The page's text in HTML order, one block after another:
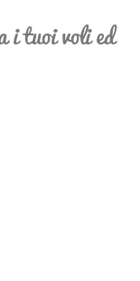
i tuoi voli ed